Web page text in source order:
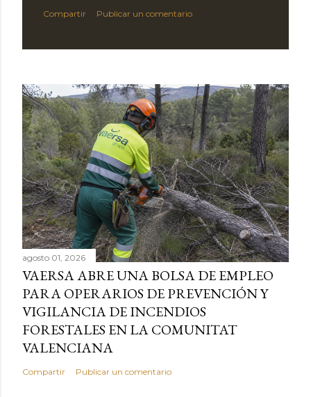
Compartir Publicar un comentario
agosto 01, 2026
VAERSA ABRE UNA BOLSA DE EMPLEO
PARA OPERARIOS DE PREVENCIÓN Y
VIGILANCIA DE INCENDIOS
FORESTALES EN LA COMUNITAT
VALENCIANA
Compartir Publicar un comentario